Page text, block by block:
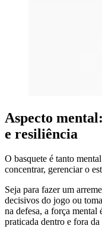
Aspecto
e resiliência
O basquete é tanto
concentrar, gerenciar o
Seja para fazer um
decisivos do jogo ou
na defesa, a força mental
praticada dentro e fora da